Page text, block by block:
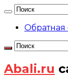
Обратная
Abali.ru